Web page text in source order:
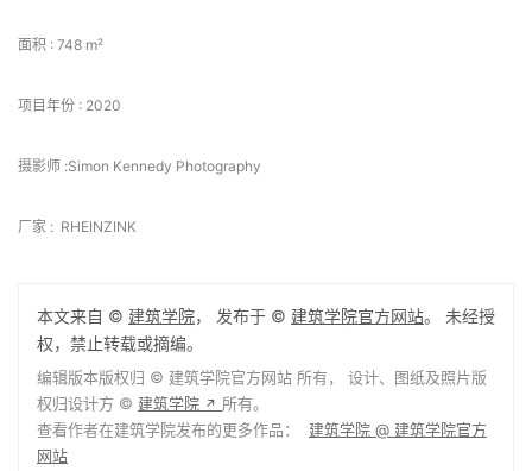
面积 : 748 m²
项目年份 : 2020
摄影师 :Simon Kennedy Photography
厂家 :  RHEINZINK
本文来自 © 建筑学院， 发布于 © 建筑学院官方网站。 未经授
权，禁止转载或摘编。
编辑版本版权归 © 建筑学院官方网站 所有， 设计、图纸及照片版
权归设计方 © 建筑学院 ↗ 所有。
查看作者在建筑学院发布的更多作品： 建筑学院 @ 建筑学院官方
网站